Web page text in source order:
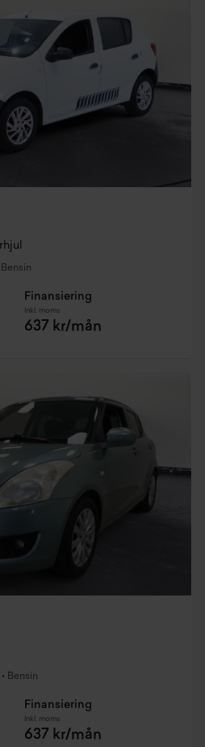
Bensin
Finansiering
Inkl. moms
637 kr/mån
• Bensin
Finansiering
Inkl. moms
637 kr/mån